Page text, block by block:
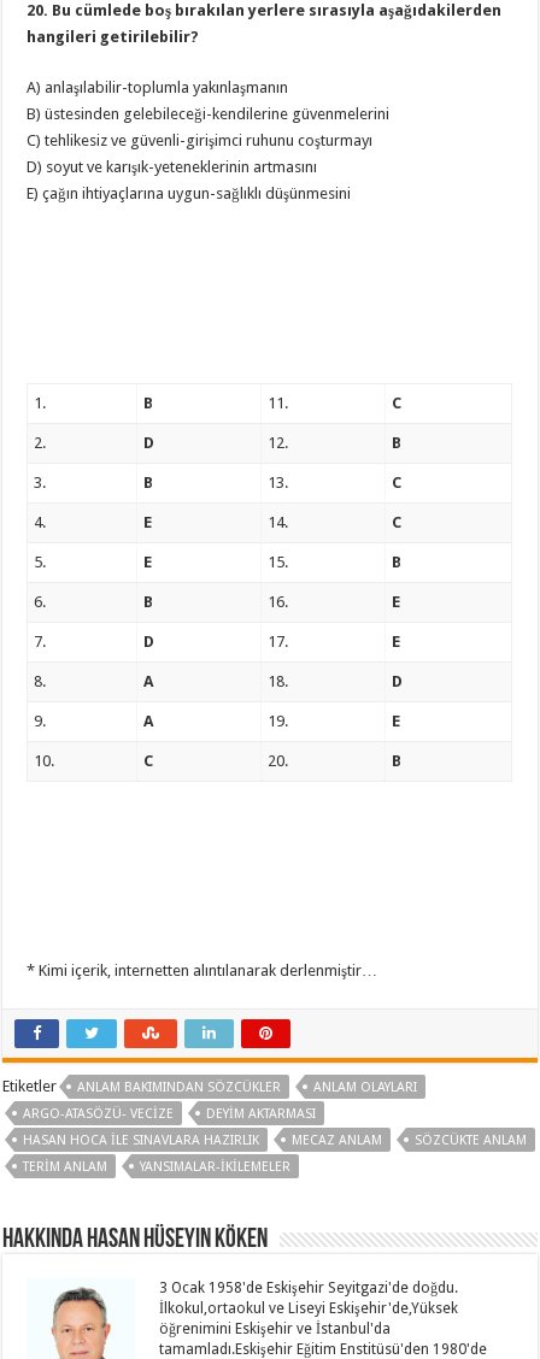
20. Bu cümlede boş bırakılan yerlere sırasıyla aşağıdakilerden
hangileri getirilebilir?
A) anlaşılabilir-toplumla yakınlaşmanın
B) üstesinden gelebileceği-kendilerine güvenmelerini
C) tehlikesiz ve güvenli-girişimci ruhunu coşturmayı
D) soyut ve karışık-yeteneklerinin artmasını
E) çağın ihtiyaçlarına uygun-sağlıklı düşünmesini
1. B 11. C
2. D 12. B
3. B 13. C
4. E 14. C
5. E 15. B
6. B 16. E
7. D 17. E
8. A 18. D
9. A 19. E
10. C 20. B
* Kimi içerik, internetten alıntılanarak derlenmiştir…
Etiketler ANLAM BAKIMINDAN SÖZCÜKLER
ANLAM OLAYLARI
ARGO-ATASÖZÜ- VECIZE
DEYIM AKTARMASI
HASAN HOCA ILE SINAVLARA HAZIRLIK
MECAZ ANLAM
SÖZCÜKTE ANLAM
TERIM ANLAM
YANSIMALAR-İKILEMELER
Hakkında Hasan Hüseyin KÖKEN
3 Ocak 1958'de Eskişehir Seyitgazi'de doğdu.
İlkokul,ortaokul ve Liseyi Eskişehir'de,Yüksek
öğrenimini Eskişehir ve İstanbul'da
tamamladı.Eskişehir Eğitim Enstitüsü'den 1980'de